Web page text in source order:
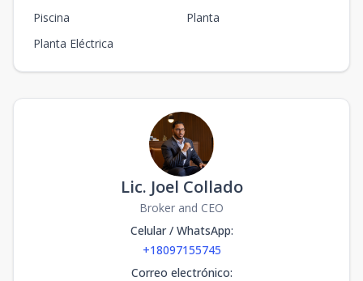
Piscina
Planta
Planta Eléctrica
Lic. Joel Collado
Broker and CEO
Celular / WhatsApp:
+18097155745
Correo electrónico: